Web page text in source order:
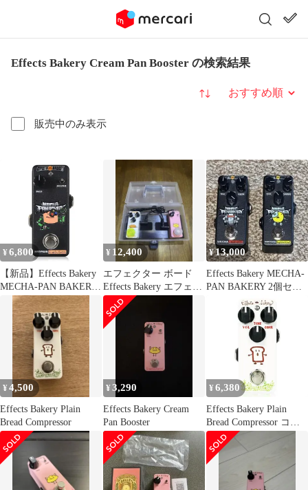
Effects Bakery Cream Pan Booster の検索結果
販売中のみ表示
並び替え
¥ 6,800
【新品】Effects Bakery
MECHA-PAN BAKERY
Series MECHA-CREAM
PAN BOOSTER /
a52406【箱付き | ブー
スター】
¥ 12,400
エフェクター ボード
Effects Bakery エフェク
ツベーカリー
¥13,000
Effects Bakery MECHA-
PAN BAKERY 2個セッ
¥4,500
Effects Bakery Plain
Bread Compressor
¥3,290
Effects Bakery Cream
Pan Booster
¥ 6,380
Effects Bakery Plain
Bread Compressor コン
プレッサー エフェクツ
ベーカリー